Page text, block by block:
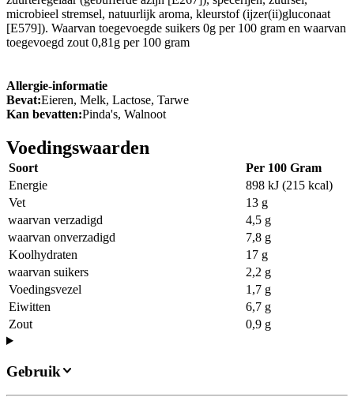
microbieel stremsel, natuurlijk aroma, kleurstof (ijzer(ii)gluconaat
[E579]). Waarvan toegevoegde suikers 0g per 100 gram en waarvan
toegevoegd zout 0,81g per 100 gram
Allergie-informatie
Bevat:Eieren, Melk, Lactose, Tarwe
Kan bevatten:Pinda's, Walnoot
Voedingswaarden
Soort
Per 100 Gram
Energie
898 kJ (215 kcal)
Vet
13 g
waarvan verzadigd
4,5 g
waarvan onverzadigd
7,8 g
Koolhydraten
17 g
waarvan suikers
2,2 g
Voedingsvezel
1,7 g
Eiwitten
6,7 g
Zout
0,9 g
Gebruik